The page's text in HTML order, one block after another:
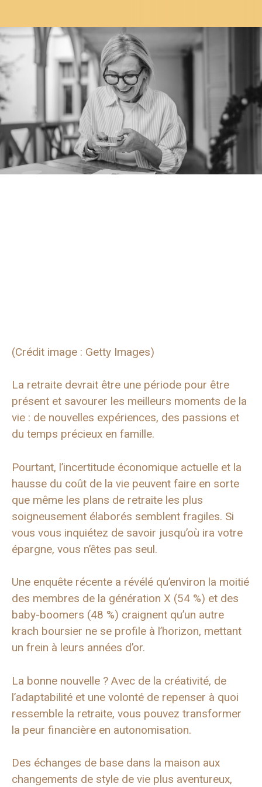
(Crédit image : Getty Images)
La retraite devrait être une période pour être
présent et savourer les meilleurs moments de la
vie : de nouvelles expériences, des passions et
du temps précieux en famille.
Pourtant, l’incertitude économique actuelle et la
hausse du coût de la vie peuvent faire en sorte
que même les plans de retraite les plus
soigneusement élaborés semblent fragiles. Si
vous vous inquiétez de savoir jusqu’où ira votre
épargne, vous n’êtes pas seul.
Une enquête récente a révélé qu’environ la moitié
des membres de la génération X (54 %) et des
baby-boomers (48 %) craignent qu’un autre
krach boursier ne se profile à l’horizon, mettant
un frein à leurs années d’or.
La bonne nouvelle ? Avec de la créativité, de
l’adaptabilité et une volonté de repenser à quoi
ressemble la retraite, vous pouvez transformer
la peur financière en autonomisation.
Des échanges de base dans la maison aux
changements de style de vie plus aventureux,